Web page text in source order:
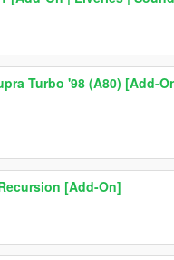
Turbo '98 (A80) [Add-
[Add-On]